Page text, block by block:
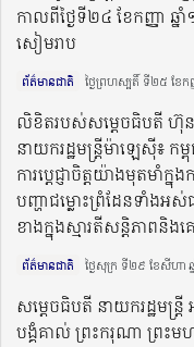
កាលពីថ្ងៃទី២៤ ខែកញ្ញា ឆ្ន
សៀមរាប
ព័ត៌មានជាតិ ថ្ងៃព្រហស្បតិ៍ ទី២៥ ខែក
លិខិតរបស់សម្តេចធិបតី ហ៊ុន
នាយករដ្ឋមន្ត្រីម៉ាឡេស៊ី៖ កម្
ការប្តេជ្ញាចិត្តយ៉ាងមុតមាំក្
បញ្ហាជម្លោះព្រំដែនទាំងអ
ខាងក្នុងស្មារតីសន្តិភាពនិងគ
ព័ត៌មានជាតិ ថ្ងៃសុក្រ ទី២៩ ខែសីហា
សម្តេចធិបតី នាយករដ្ឋមន្ត្
បង្គំគាល់ ព្រះករុណា ព្រះម